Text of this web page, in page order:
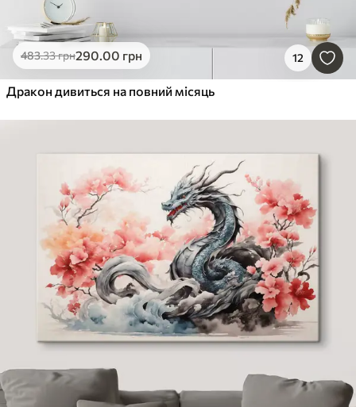
483.33грн290.00 грн 12
Дракон дивиться на повний місяць